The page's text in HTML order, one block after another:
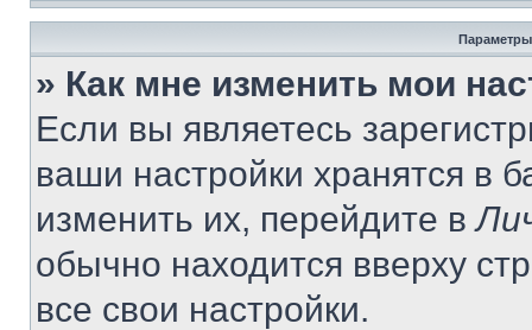
Параметры
» Как мне изменить мои
Если вы являетесь
ваши настройки хранятся в
изменить их, перейдите в
обычно находится вверху
все свои настройки.